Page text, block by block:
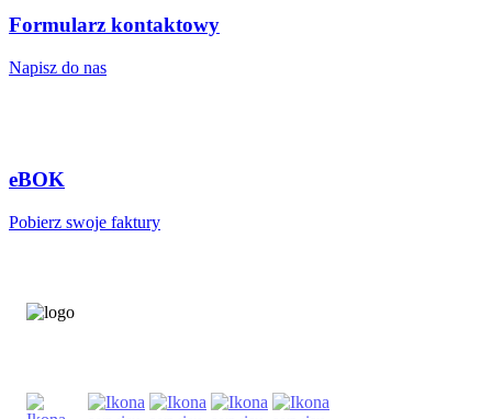
Formularz kontaktowy
Napisz do nas
eBOK
Pobierz swoje faktury